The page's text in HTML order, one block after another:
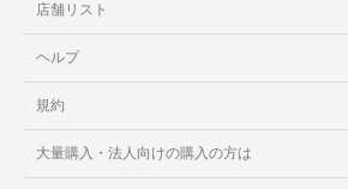
店舗リスト
ヘルプ
規約
大量購入・法人向けの購入の方は